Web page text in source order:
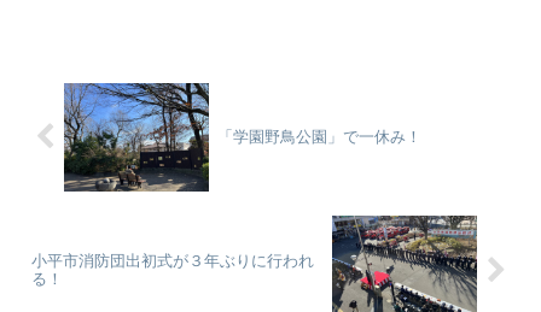
「学園野鳥公園」で一休み！
小平市消防団出初式が３年ぶりに行われ
る！